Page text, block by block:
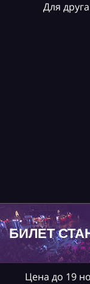
Для
БИЛЕТ
Цена до 19